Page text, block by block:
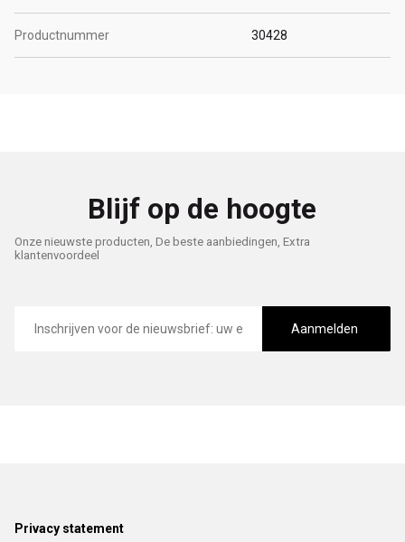
Productnummer 30428
Blijf op de hoogte
Onze nieuwste producten, De beste aanbiedingen, Extra
klantenvoordeel
mailadres
Aanmelden
Footer
Privacy statement